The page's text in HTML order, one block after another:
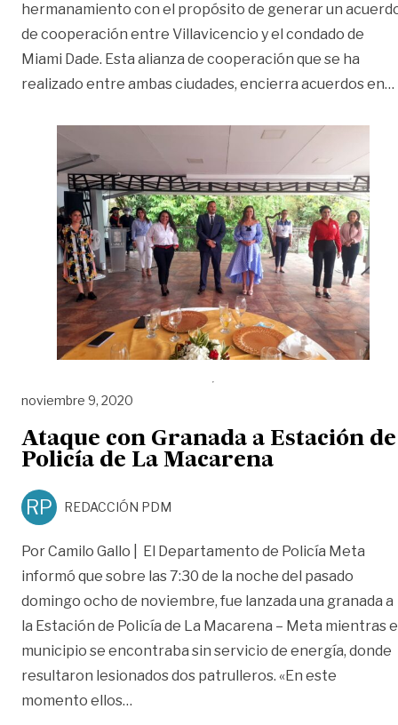
hermanamiento con el propósito de generar un
de cooperación entre Villavicencio y el condado de
Miami Dade. Esta alianza de cooperación que se ha
realizado entre ambas ciudades, encierra acuerdos en…
noviembre 9, 2020
Ataque con Granada a Estación de
Policía de La Macarena
RP REDACCIÓN PDM
Por Camilo Gallo | El Departamento de Policía Meta
informó que sobre las 7:30 de la noche del pasado
domingo ocho de noviembre, fue lanzada una granada a
la Estación de Policía de La Macarena – Meta mientras
municipio se encontraba sin servicio de energía, donde
resultaron lesionados dos patrulleros. «En este
momento ellos…